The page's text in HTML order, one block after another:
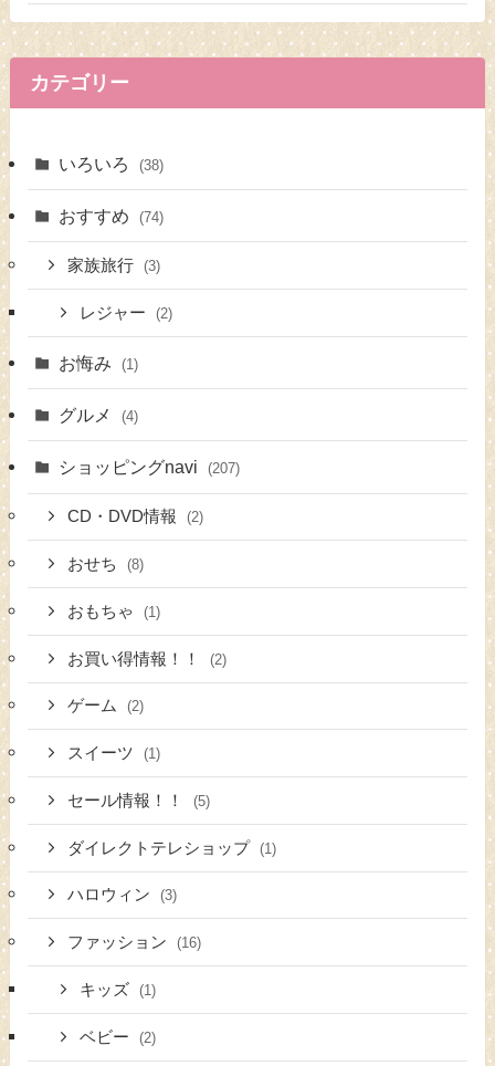
カテゴリー
いろいろ (38)
おすすめ (74)
家族旅行 (3)
レジャー (2)
お悔み (1)
グルメ (4)
ショッピングnavi (207)
CD・DVD情報 (2)
おせち (8)
おもちゃ (1)
お買い得情報！！ (2)
ゲーム (2)
スイーツ (1)
セール情報！！ (5)
ダイレクトテレショップ (1)
ハロウィン (3)
ファッション (16)
キッズ (1)
ベビー (2)